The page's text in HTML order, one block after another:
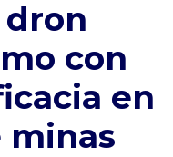
con
en
minas